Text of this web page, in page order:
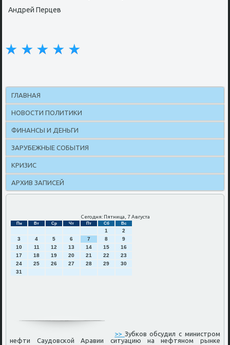
Андрей Перцев
ГЛАВНАЯ
НОВОСТИ ПОЛИТИКИ
ФИНАНСЫ И ДЕНЬГИ
ЗАРУБЕЖНЫЕ СОБЫТИЯ
КРИЗИС
АРХИВ ЗАПИСЕЙ
Сегодня: Пятница, 7 Августа
Пн Вт Ср Чт Пт Сб Вс
1
2
3
4 5 6 7 8
9
10
11 12 13 14 15
16
17
18 19 20 21 22
23
24
25 26 27 28 29
30
31
>> Зубков обсудил с министром
нефти Саудовской Аравии ситуацию на нефтяном рынке